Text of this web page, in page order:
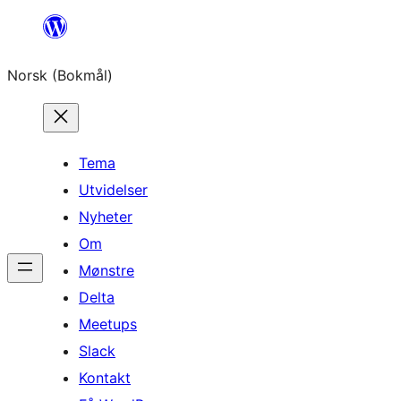
Hopp
innhold
Norsk (Bokmål)
Tema
Utvidelser
Nyheter
Om
Mønstre
Delta
Meetups
Slack
Kontakt